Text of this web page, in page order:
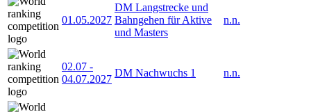
01.05.2027
DM Langstrecke und
Bahngehen für Aktive
und Masters
n.n.
02.07 -
04.07.2027
DM Nachwuchs 1 n.n.